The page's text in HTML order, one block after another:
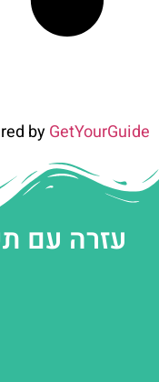
byGetYourGuide
עזרה עם